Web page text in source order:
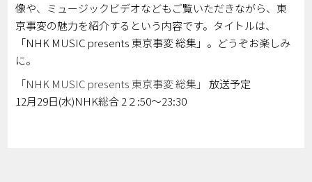
像や、ミュージックビデオなどもご覧いただきながら、東
京事変の魅力を紹介するという内容です。タイトルは、
「NHK MUSIC presents 東京事変 総集」。どうぞお楽しみ
に。
「NHK MUSIC presents 東京事変 総集」
放送予定
12月29日(水)NHK総合 2２:50～23:30